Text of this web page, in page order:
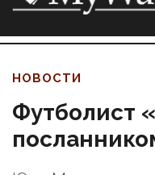
НОВОСТИ
Футболист